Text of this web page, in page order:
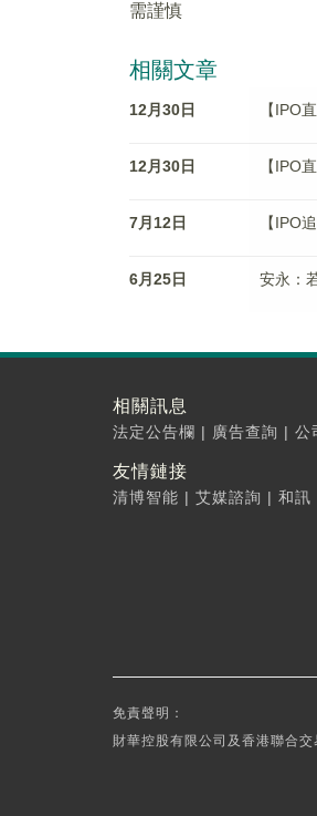
需謹慎
相關文章
12月30日 【IPO
12月30日 【IPO
7月12日 【IPO
6月25日 安永：
相關訊息
法定公告欄 | 廣告查詢 | 公
友情鏈接
清博智能 | 艾媒諮詢 | 和訊
免責聲明：
財華控股有限公司及香港聯合